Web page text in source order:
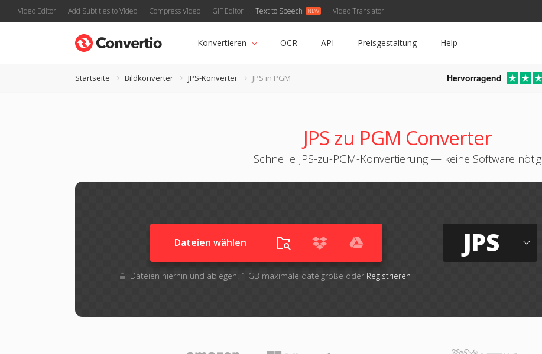
Video Editor Add Subtitles to Video Compress Video GIF Editor Text to Speech Video Translator
Konvertieren OCR API Preisgestaltung Help
Startseite Bildkonverter JPS-Konverter JPS in PGM Hervorragend
JPS zu PGM Converter
Schnelle JPS-zu-PGM-Konvertierung — keine Software nötig
Dateien wählen
Dateien hierhin und ablegen. 1 GB maximale dateigröße oder Registrieren
JPS